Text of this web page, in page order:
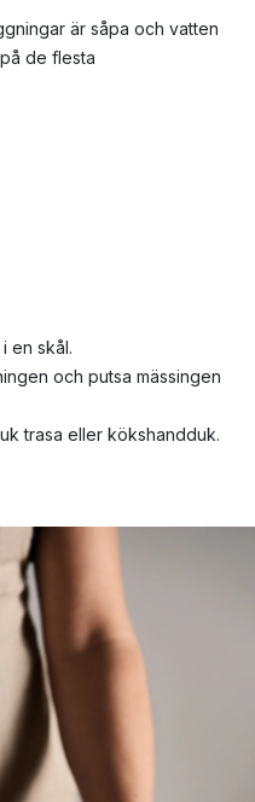
är såpa och vatten
de flesta
en skål.
och putsa mässingen
trasa eller kökshandduk.